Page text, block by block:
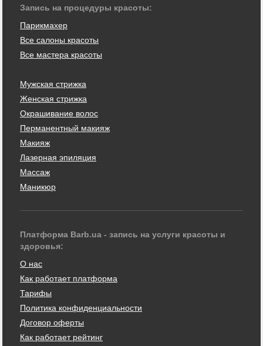
Запись на процедуры красоты:
Парикмахер
Все салоны красоты
Все мастера красоты
Мужская стрижка
Женская стрижка
Окрашивание волос
Перманентный макияж
Макияж
Лазерная эпиляция
Массаж
Маникюр
Платформа Barb.ua - запись на услуги красоты и
здоровья:
О нас
Как работает платформа
Тарифы
Политика конфиденциальности
Договор оферты
Как работает рейтинг